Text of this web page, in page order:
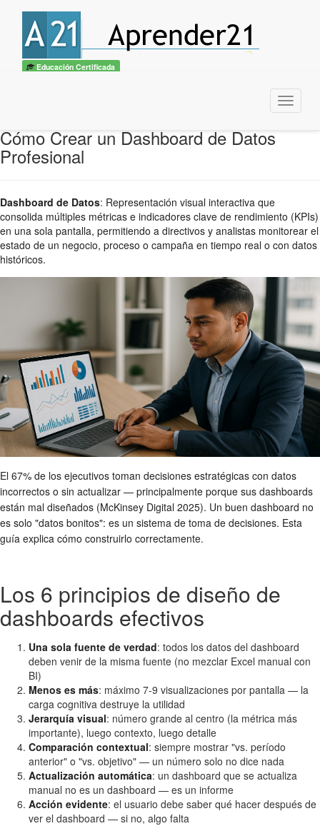
Educación Certificada
Menu
Cómo Crear un Dashboard de Datos
Profesional
Dashboard de Datos: Representación visual interactiva que
consolida múltiples métricas e indicadores clave de rendimiento (KPIs)
en una sola pantalla, permitiendo a directivos y analistas monitorear el
estado de un negocio, proceso o campaña en tiempo real o con datos
históricos.
El 67% de los ejecutivos toman decisiones estratégicas con datos
incorrectos o sin actualizar — principalmente porque sus dashboards
están mal diseñados (McKinsey Digital 2025). Un buen dashboard no
es solo "datos bonitos": es un sistema de toma de decisiones. Esta
guía explica cómo construirlo correctamente.
Los 6 principios de diseño de
dashboards efectivos
Una sola fuente de verdad: todos los datos del dashboard
deben venir de la misma fuente (no mezclar Excel manual con
BI)
Menos es más: máximo 7-9 visualizaciones por pantalla — la
carga cognitiva destruye la utilidad
Jerarquía visual: número grande al centro (la métrica más
importante), luego contexto, luego detalle
Comparación contextual: siempre mostrar "vs. período
anterior" o "vs. objetivo" — un número solo no dice nada
Actualización automática: un dashboard que se actualiza
manual no es un dashboard — es un informe
Acción evidente: el usuario debe saber qué hacer después de
ver el dashboard — si no, algo falta